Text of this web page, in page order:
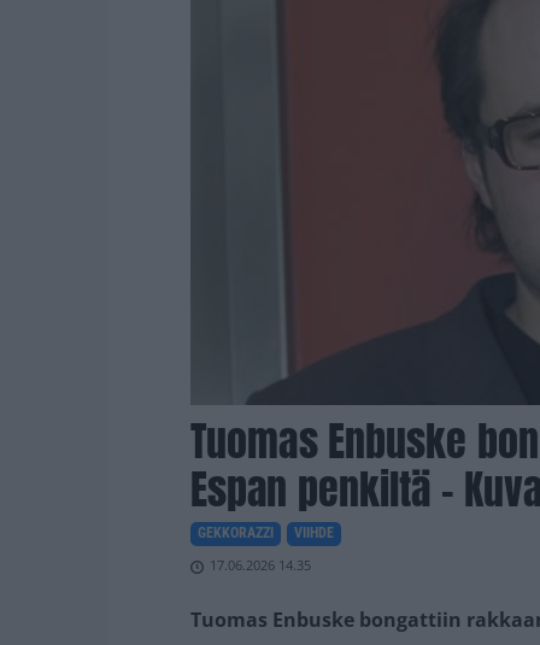
Tuomas Enbuske
Espan penkiltä –
GEKKORAZZI VIIHDE
17.06.2026 14.35
Tuomas Enbuske bongattiin